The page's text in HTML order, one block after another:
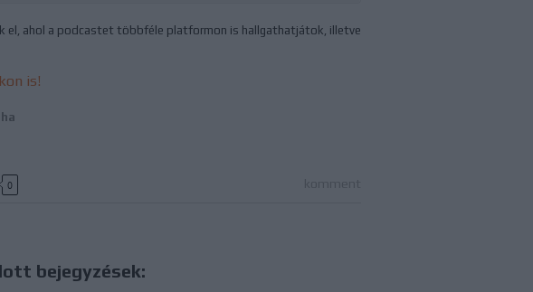
el, ahol a podcastet többféle platformon is hallgathatjátok, illetve
is!
0
bejegyzések: